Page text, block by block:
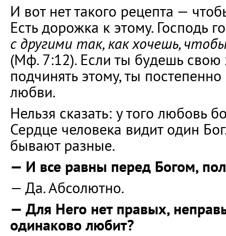
И вот нет такого рецепта —
Есть дорожка к этому. Господь
с другими так, как хочешь,
(Мф. 7:12). Если ты будешь свою
подчинять этому, ты
любви.
Нельзя сказать: у того любовь
Сердце человека видит один
бывают разные.
— И все равны перед Богом,
— Да. Абсолютно.
— Для Него нет правых,
одинаково любит?